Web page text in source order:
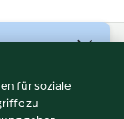
für soziale
zu